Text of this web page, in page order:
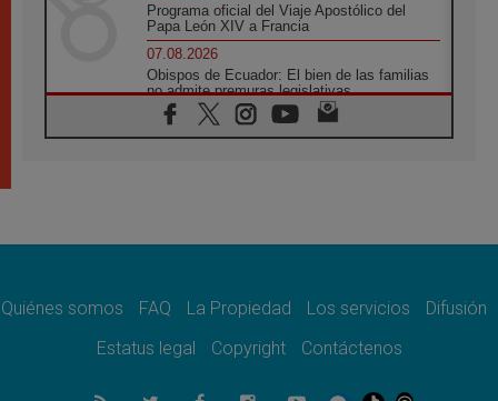
Programa oficial del Viaje Apostólico del
Papa León XIV a Francia
07.08.2026
Obispos de Ecuador: El bien de las familias
no admite premuras legislativas
06.08.2026
Cardenal Parolin: La paz comienza con la
06.08.2026
06.08.2026
«Hoy nos sentimos Iglesia»
Líbano: Reanudan los coloquios en Roma en
Quiénes somos FAQ La Propiedad Los servicios
Difusión
Estatus legal
Copyright Contáctenos